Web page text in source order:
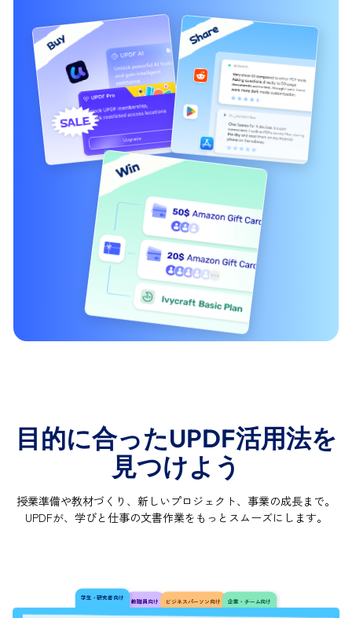
目的に合ったUPDF活用法を
見つけよう
授業準備や教材づくり、新しいプロジェクト、事業の成長まで。
UPDFが、学びと仕事の文書作業をもっとスムーズにします。
学生・研究者向け 教職員向け ビジネスパーソン向け 企業・チーム向け